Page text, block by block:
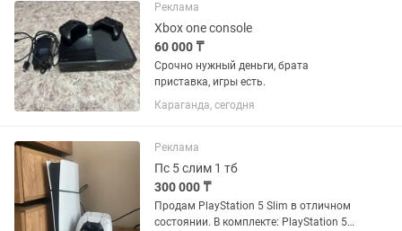
Реклама
Xbox one console
60 000 ₸
Срочно нужный деньги, брата
приставка, игры есть.
Караганда, сегодня
Реклама
Пс 5 слим 1 тб
300 000 ₸
Продам PlayStation 5 Slim в отличном
состоянии. В комплекте: PlayStation 5